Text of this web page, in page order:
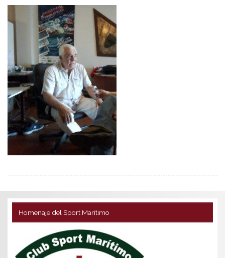
Homenaje del Sport Marítimo